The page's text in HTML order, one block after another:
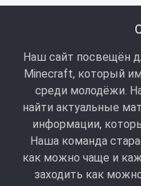
Наш сайт посвещён
Minecraft, который
среди молодёжи.
найти актуальные
информации,
Наша команда
как можно чаще и
заходить как